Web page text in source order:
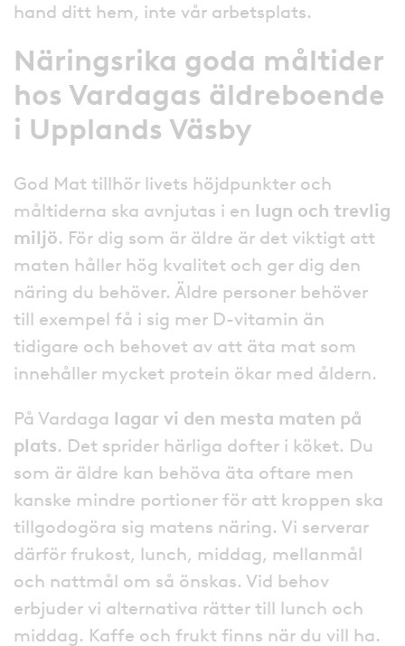
hand ditt hem, inte vår arbetsplats.
Näringsrika goda måltider
hos Vardagas äldreboende
i Upplands Väsby
God Mat tillhör livets höjdpunkter och
måltiderna ska avnjutas i en lugn och trevlig
miljö. För dig som är äldre är det viktigt att
maten håller hög kvalitet och ger dig den
näring du behöver. Äldre personer behöver
till exempel få i sig mer D-vitamin än
tidigare och behovet av att äta mat som
innehåller mycket protein ökar med åldern.
På Vardaga lagar vi den mesta maten på
plats. Det sprider härliga dofter i köket. Du
som är äldre kan behöva äta oftare men
kanske mindre portioner för att kroppen ska
tillgodogöra sig matens näring. Vi serverar
därför frukost, lunch, middag, mellanmål
och nattmål om så önskas. Vid behov
erbjuder vi alternativa rätter till lunch och
middag. Kaffe och frukt finns när du vill ha.